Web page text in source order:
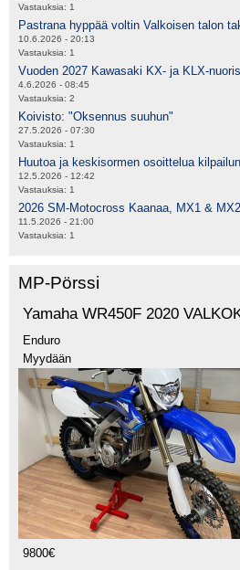
Vastauksia: 1
Pastrana hyppää voltin Valkoisen talon
10.6.2026 - 20:13
Vastauksia: 1
Vuoden 2027 Kawasaki KX- ja KLX-
4.6.2026 - 08:45
Vastauksia: 2
Koivisto: "Oksennus suuhun"
27.5.2026 - 07:30
Vastauksia: 1
Huutoa ja keskisormen osoittelua
12.5.2026 - 12:42
Vastauksia: 1
2026 SM-Motocross Kaanaa, MX1 & MX2
11.5.2026 - 21:00
Vastauksia: 1
MP-Pörssi
Yamaha WR450F 2020
Enduro
Myydään
9800€